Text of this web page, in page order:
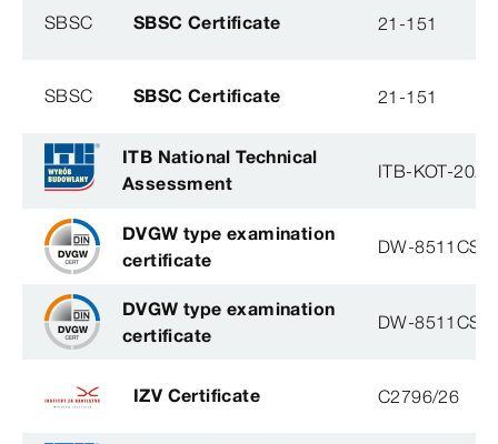
SBSC SBSC Certificate 21-151
SBSC SBSC Certificate 21-151
ITB National Technical
Assessment
ITB-KOT-
DVGW type examination
certificate
DW-
DVGW type examination
certificate
DW-
IZV Certificate C2796/26